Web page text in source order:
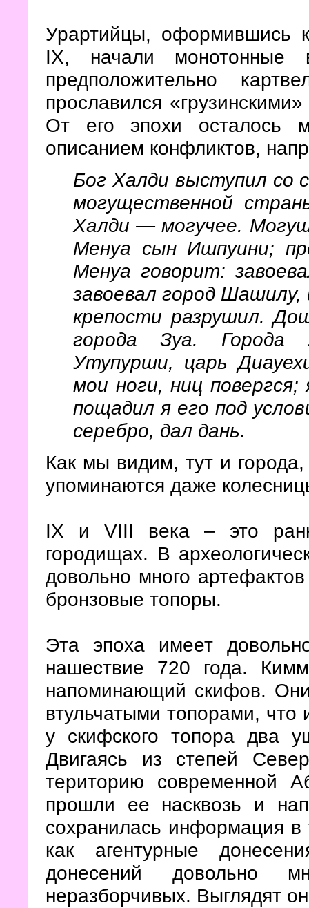
Урартийцы, оформившись
IX, начали монотонные
предположительно
прославился
От его эпохи осталось
описанием конфликтов,
Бог Халди выступил со
могущественной
Халди — могучее.
Менуа сын Ишпуини;
Менуа говорит:
завоевал город
крепости разрушил.
города Зуа. Города
Утупурши, царь
мои ноги, ниц
пощадил я его под
серебро, дал дань.
Как мы видим, тут и
упоминаются даже
IX и VIII века – это
городищах. В
довольно много
бронзовые топоры.
Эта эпоха имеет
нашествие 720 года.
напоминающий скифов.
втульчатыми топорами,
у скифского топора два
Двигаясь из степей
територию современной
прошли ее насквозь и
сохранилась информация в
как агентурные
донесений довольно
неразборчивых. Выглядят